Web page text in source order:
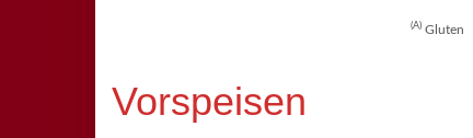
A Gluten
Vorspeisen